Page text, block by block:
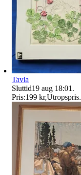
Tavla
Sluttid19 aug 18:01 .
Pris:199 kr,Utropspris.